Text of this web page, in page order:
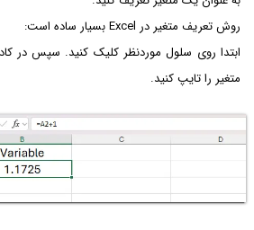
روش تعریف متغیر در Excel بسیار ساده است:
ابتدا روی سلول موردنظر کلیک کنید. سپس در
متغیر را تایپ کنید.